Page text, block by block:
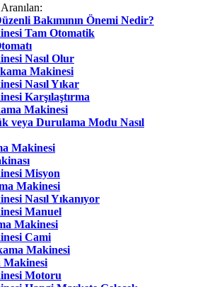
Bakımının Önemi Nedir?
Tam Otomatik
Nasıl Olur
Makinesi
Nasıl Yıkar
Karşılaştırma
Makinesi
veya Durulama Modu Nasıl
Makinesi
Misyon
Makinesi
Nasıl Yıkanıyor
Manuel
Makinesi
Cami
Makinesi
Makinesi
Motoru